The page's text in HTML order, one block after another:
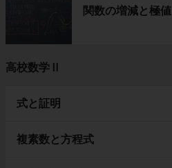
関数の増減と極値
高校数学Ⅱ
式と証明
複素数と方程式